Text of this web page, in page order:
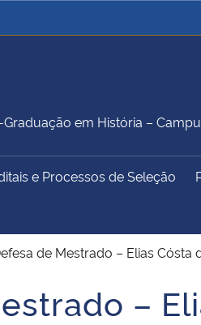
da Justiça e
Ministério da
da Educação
Ministério do
em História –
e Processos de Seleção
de Mestrado – Elias Cósta
–